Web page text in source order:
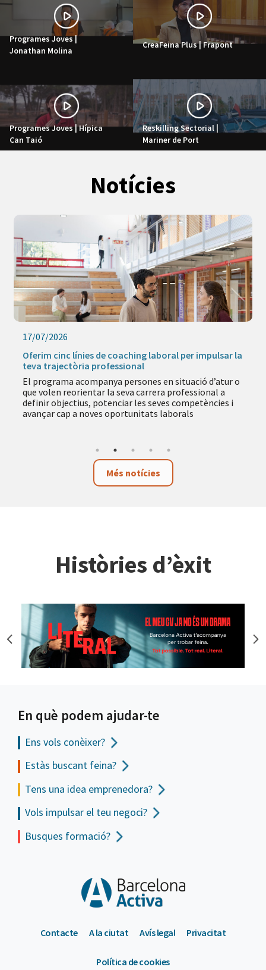
Programes Joves |
Jonathan Molina
CreaFeina Plus | Frapont
Programes Joves | Hípica
Can Taió
Reskilling Sectorial |
Mariner de Port
Notícies
17/07/2026
Oferim cinc línies de coaching laboral per impulsar la
teva trajectòria professional
El programa acompanya persones en situació d’atur o
que volen reorientar la seva carrera professional a
definir objectius, potenciar les seves competències i
avançar cap a noves oportunitats laborals
Més notícies
Històries d’èxit
En què podem ajudar-te
Ens vols conèixer?
Estàs buscant feina?
Tens una idea emprenedora?
Vols impulsar el teu negoci?
Busques formació?
Contacte A la ciutat Avís legal Privacitat
Política de cookies